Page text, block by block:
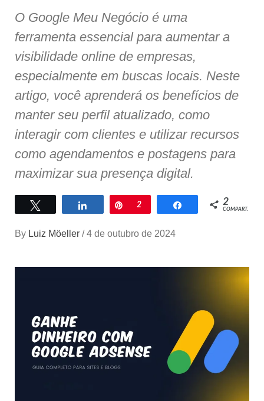
O Google Meu Negócio é uma
ferramenta essencial para aumentar a
visibilidade online de empresas,
especialmente em buscas locais. Neste
artigo, você aprenderá os benefícios de
manter seu perfil atualizado, como
interagir com clientes e utilizar recursos
como agendamentos e postagens para
maximizar sua presença digital.
Compartilhar
Pin
2 Compartilhar
2
COMPART.
By Luiz Möeller / 4 de outubro de 2024